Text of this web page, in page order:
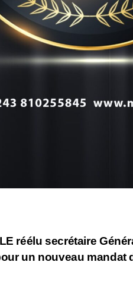
réélu secrétaire
un nouveau mandat